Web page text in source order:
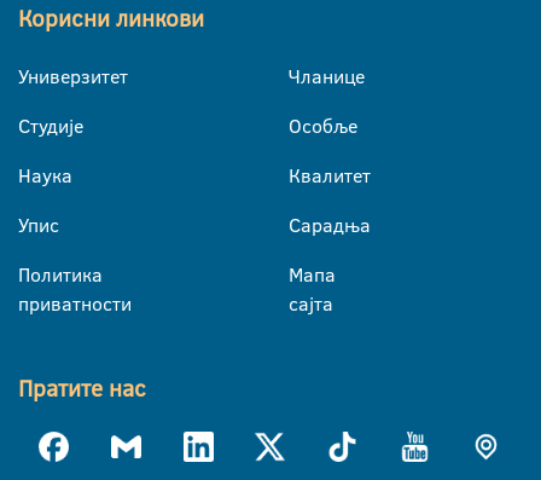
Корисни линкови
Универзитет
Студије
Наука
Упис
Политика
приватности
Чланице
Особље
Квалитет
Сарадња
Мапа
сајта
Пратите нас